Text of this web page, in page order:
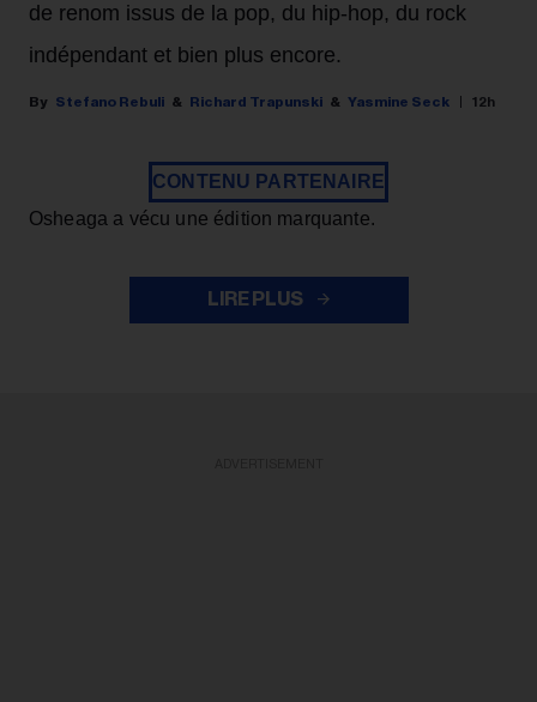
de renom issus de la pop, du hip-hop, du rock
indépendant et bien plus encore.
Stefano Rebuli Richard Trapunski Yasmine Seck 12h
CONTENU PARTENAIRE
Osheaga a vécu une édition marquante.
LIRE PLUS